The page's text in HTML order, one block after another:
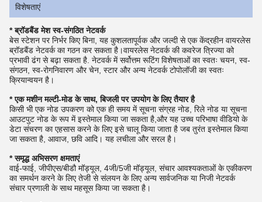
विशेषताएं
* ब्रॉडबैंड मेश स्व-संगठित नेटवर्क
बेस स्टेशन पर निर्भर किए बिना, यह कुशलतापूर्वक और जल्दी से एक केंद्रहीन वायरलेस
ब्रॉडबैंड नेटवर्क का गठन कर सकता है।वायरलेस नेटवर्क की कवरेज त्रिज्या को
प्रभावी ढंग से बढ़ा सकता है. नेटवर्क में सर्वोत्तम रूटिंग विशेषताओं का स्वतः चयन, स्व-
संगठन, स्व-रोगनिवारण और चेन, स्टार और अन्य नेटवर्क टोपोलॉजी का स्वतः
क्रियान्वयन है।
* एक मशीन मल्टी-मोड के साथ, बिजली पर उपयोग के लिए तैयार है
किसी भी एक नोड उपकरण को एक ही समय में सूचना संग्रह नोड, रिले नोड या सूचना
आउटपुट नोड के रूप में इस्तेमाल किया जा सकता है,और यह उच्च परिभाषा वीडियो के
डेटा संचरण का एहसास करने के लिए इसे चालू किया जाता है जब तुरंत इस्तेमाल किया
जा सकता है, आवाज, छवि आदि। यह लचीला और सरल है।
* समृद्ध अभिसरण क्षमताएं
वाई-फाई, जीपीएस/बीडौ मॉड्यूल, 4जी/5जी मॉड्यूल, संचार आवश्यकताओं के एकीकरण
का समर्थन करने के लिए तेजी से संलयन के लिए अन्य सार्वजनिक या निजी नेटवर्क
संचार प्रणाली के साथ महसूस किया जा सकता है।